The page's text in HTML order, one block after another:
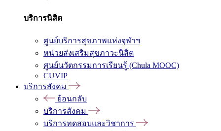
บริการนิสิต
ศูนย์บริการสุขภาพแห่งจุฬาฯ
หน่วยส่งเสริมสุขภาวะนิสิต
ศูนย์นวัตกรรมการเรียนรู้ (Chula MOOC)
CUVIP
บริการสังคม
ย้อนกลับ
บริการสังคม
บริการทดสอบและวิชาการ